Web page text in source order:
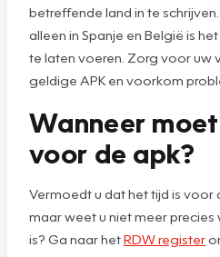
betreffende land in te
alleen in Spanje en België is
te laten voeren. Zorg voor uw
geldige APK en voorkom
Wanneer
voor de apk?
Vermoedt u dat het tijd is voor
maar weet u niet meer
is? Ga naar hetRDW register